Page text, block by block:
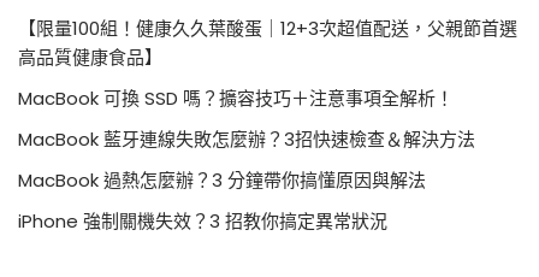
【限量100組！健康久久葉酸蛋｜12+3次超值配送，父親節首選
高品質健康食品】
MacBook 可換 SSD 嗎？擴容技巧＋注意事項全解析！
MacBook 藍牙連線失敗怎麼辦？3招快速檢查＆解決方法
MacBook 過熱怎麼辦？3 分鐘帶你搞懂原因與解法
iPhone 強制關機失效？3 招教你搞定異常狀況